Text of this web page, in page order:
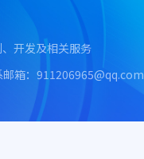
开发及相关服务
箱： 911206965@qq.com